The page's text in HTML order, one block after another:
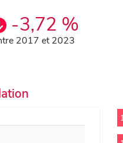
-3,72 %
2017 et 2023